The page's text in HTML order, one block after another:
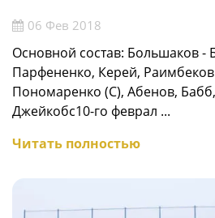
06 Фев 2018
Основной состав: Большаков -
Парфененко, Керей,
Пономаренко (С), Абенов,
Джейкобс10-го феврал ...
Читать полностью